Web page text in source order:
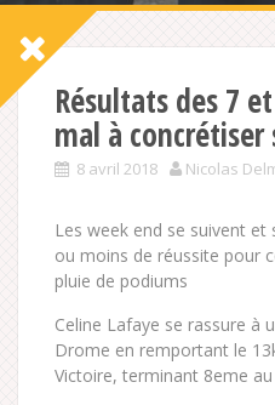
Résultats des 7
mal à
8 avril 2018 Nicolas
Les week end se suivent
ou moins de réussite pour
pluie de podiums
Celine Lafaye se rassure à
Drome en remportant le
Victoire, terminant 8eme